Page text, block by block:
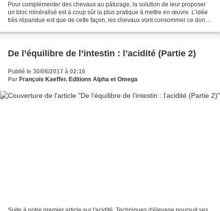
Pour complémenter des chevaux au pâturage, la solution de leur proposer
un bloc minéralisé est à coup sûr la plus pratique à mettre en œuvre. L’idée
très répandue est que de cette façon, les chevaux vont consommer ce dont
De l’équilibre de l’intestin : l’acidité (Partie 2)
Publié le 30/06/2017 à 02:16
Par François Kaeffer. Editions Alpha et Omega